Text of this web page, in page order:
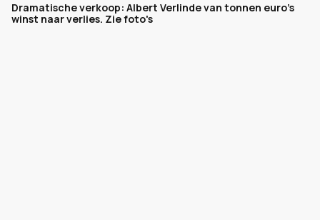
Dramatische verkoop: Albert Verlinde van tonnen euro's
winst naar verlies. Zie foto's